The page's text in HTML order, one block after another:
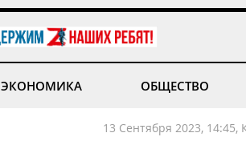
ЭКОНОМИКА ОБЩЕСТВО
13 Сентября 2023, 14:45,